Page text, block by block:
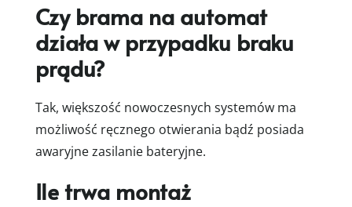
Czy brama na automat
działa w przypadku braku
prądu?
Tak, większość nowoczesnych systemów ma
możliwość ręcznego otwierania bądź posiada
awaryjne zasilanie bateryjne.
Ile trwa montaż